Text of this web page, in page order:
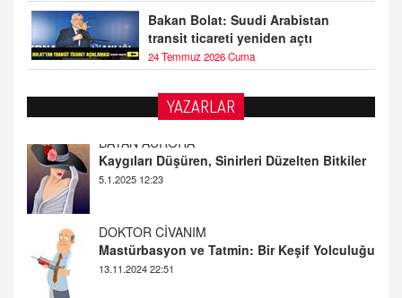
Bakan Bolat: Suudi Arabistan
transit ticareti yeniden açtı
24 Temmuz 2026 Cuma
YAZARLAR
DOKTOR CİVANIM
Mastürbasyon ve Tatmin: Bir Keşif Yolculuğu
ALİ EFENDİ
Adana At Yarışı Tahminleri | 21 Aralık
Cumartesi